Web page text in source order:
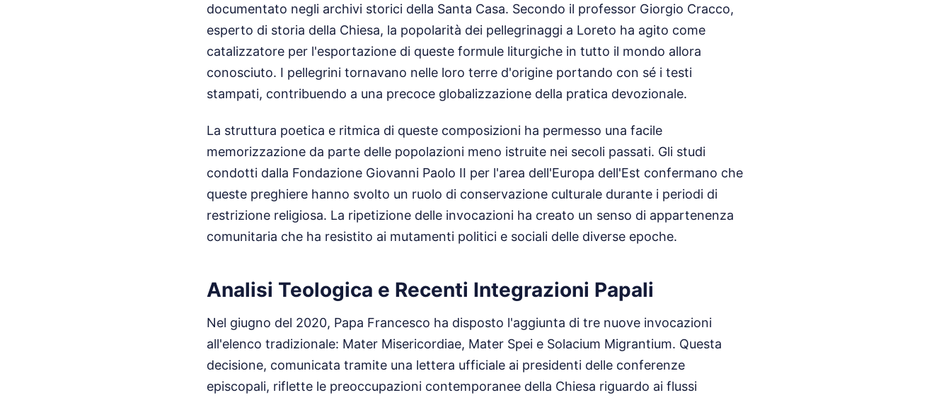
documentato negli archivi storici della Santa Casa. Secondo il professor Giorgio Cracco,
esperto di storia della Chiesa, la popolarità dei pellegrinaggi a Loreto ha agito come
catalizzatore per l'esportazione di queste formule liturgiche in tutto il mondo allora
conosciuto. I pellegrini tornavano nelle loro terre d'origine portando con sé i testi
stampati, contribuendo a una precoce globalizzazione della pratica devozionale.
La struttura poetica e ritmica di queste composizioni ha permesso una facile
memorizzazione da parte delle popolazioni meno istruite nei secoli passati. Gli studi
condotti dalla Fondazione Giovanni Paolo II per l'area dell'Europa dell'Est confermano che
queste preghiere hanno svolto un ruolo di conservazione culturale durante i periodi di
restrizione religiosa. La ripetizione delle invocazioni ha creato un senso di appartenenza
comunitaria che ha resistito ai mutamenti politici e sociali delle diverse epoche.
Analisi Teologica e Recenti Integrazioni Papali
Nel giugno del 2020, Papa Francesco ha disposto l'aggiunta di tre nuove invocazioni
all'elenco tradizionale: Mater Misericordiae, Mater Spei e Solacium Migrantium. Questa
decisione, comunicata tramite una lettera ufficiale ai presidenti delle conferenze
episcopali, riflette le preoccupazioni contemporanee della Chiesa riguardo ai flussi